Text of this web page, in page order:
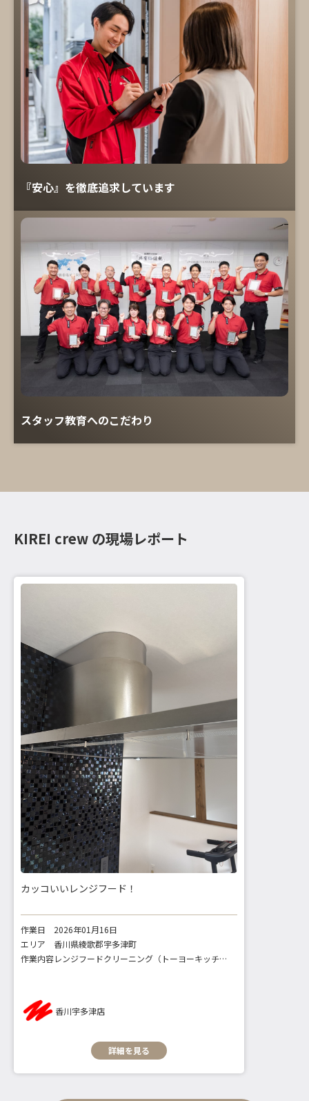
『安心』を徹底追求しています
スタッフ教育へのこだわり
KIREI crew の現場レポート
カッコいいレンジフード！
作業日
2026年01月16日
エリア
香川県綾歌郡宇多津町
作業内容
レンジフードクリーニング（トーヨーキッチンスタイル）
香川宇多津店
詳細を見る